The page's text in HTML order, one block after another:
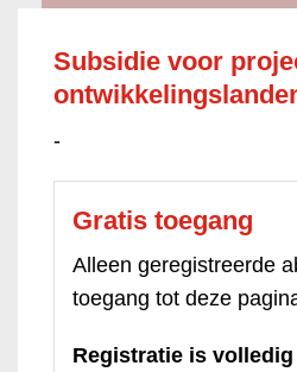
Subsidie voor
-
Gratis toegang
Alleen geregistreerde
toegang tot deze
Registratie is